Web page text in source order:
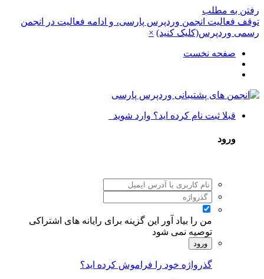
رفتن به مطلب
توقف فعالیت انجمن وردپرس پارسی، و ادامه فعالیت در انجمن
رسمی وردپرس(کلیک کنید) ×
صفحه نخست
قبلا ثبت نام کرده اید؟ وارد شوید
ورود
من را بیاد آور
این گزینه برای رایانه های اشتراکی
توصیه نمی شود
ورود
گذرواژه خود را فراموش کرده اید؟